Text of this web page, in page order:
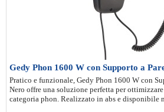
Gedy Phon 1600 W con Supporto a
Pratico e funzionale, Gedy Phon 1600 W con
Nero offre una soluzione perfetta per
categoria phon. Realizzato in abs e disponibile